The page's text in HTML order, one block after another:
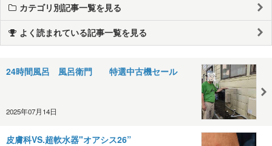
カテゴリ別記事一覧を見る
よく読まれている記事一覧を見る
24時間風呂 風呂衛門 特選中古機セール
2025年07月14日
皮膚科VS.超軟水器"オアシス26”